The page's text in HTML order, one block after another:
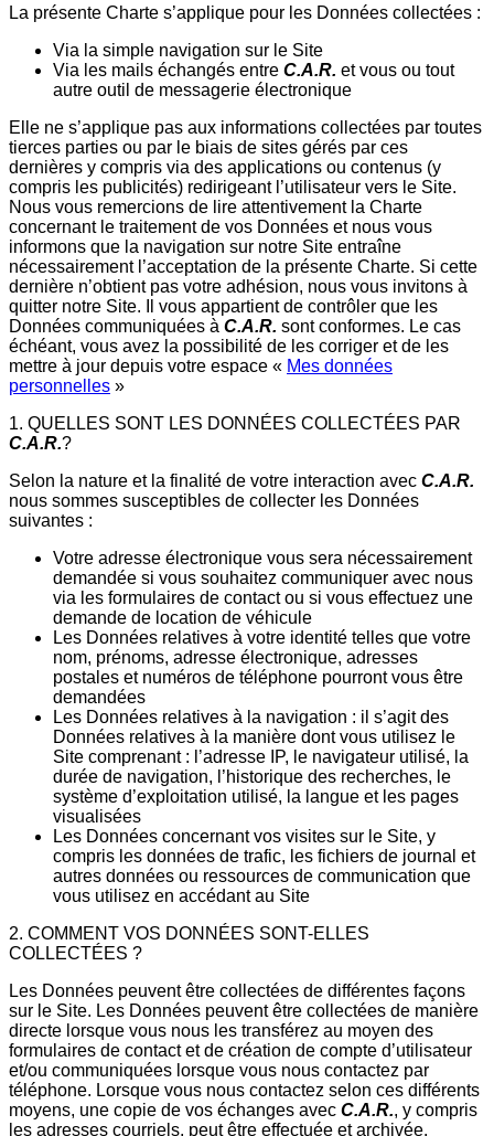
La présente Charte s’applique pour les Données collectées :
Via la simple navigation sur le Site
Via les mails échangés entre C.A.R. et vous ou tout
autre outil de messagerie électronique
Elle ne s’applique pas aux informations collectées par toutes
tierces parties ou par le biais de sites gérés par ces
dernières y compris via des applications ou contenus (y
compris les publicités) redirigeant l’utilisateur vers le Site.
Nous vous remercions de lire attentivement la Charte
concernant le traitement de vos Données et nous vous
informons que la navigation sur notre Site entraîne
nécessairement l’acceptation de la présente Charte. Si cette
dernière n’obtient pas votre adhésion, nous vous invitons à
quitter notre Site. Il vous appartient de contrôler que les
Données communiquées à C.A.R. sont conformes. Le cas
échéant, vous avez la possibilité de les corriger et de les
mettre à jour depuis votre espace « Mes données
personnelles »
1. QUELLES SONT LES DONNÉES COLLECTÉES PAR
C.A.R.?
Selon la nature et la finalité de votre interaction avec C.A.R.
nous sommes susceptibles de collecter les Données
suivantes :
Votre adresse électronique vous sera nécessairement
demandée si vous souhaitez communiquer avec nous
via les formulaires de contact ou si vous effectuez une
demande de location de véhicule
Les Données relatives à votre identité telles que votre
nom, prénoms, adresse électronique, adresses
postales et numéros de téléphone pourront vous être
demandées
Les Données relatives à la navigation : il s’agit des
Données relatives à la manière dont vous utilisez le
Site comprenant : l’adresse IP, le navigateur utilisé, la
durée de navigation, l’historique des recherches, le
système d’exploitation utilisé, la langue et les pages
visualisées
Les Données concernant vos visites sur le Site, y
compris les données de trafic, les fichiers de journal et
autres données ou ressources de communication que
vous utilisez en accédant au Site
2. COMMENT VOS DONNÉES SONT-ELLES
COLLECTÉES ?
Les Données peuvent être collectées de différentes façons
sur le Site. Les Données peuvent être collectées de manière
directe lorsque vous nous les transférez au moyen des
formulaires de contact et de création de compte d’utilisateur
et/ou communiquées lorsque vous nous contactez par
téléphone. Lorsque vous nous contactez selon ces différents
moyens, une copie de vos échanges avec C.A.R., y compris
les adresses courriels, peut être effectuée et archivée.